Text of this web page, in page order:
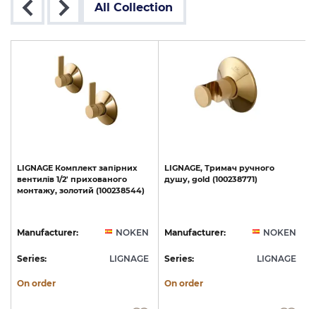
All Collection
LIGNAGE Комплект запірних
вентилів 1/2' прихованого
монтажу, золотий (100238544)
Manufacturer: NOKEN
Series: LIGNAGE
On order
LIGNAGE, Тримач ручного
душу, gold (100238771)
Manufacturer: NOKEN
Series: LIGNAGE
On order